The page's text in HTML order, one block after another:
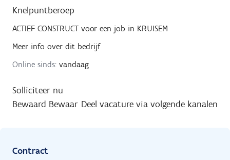
Knelpuntberoep
ACTIEF CONSTRUCT voor een job in KRUISEM
Meer info over dit bedrijf
Online sinds: vandaag
Solliciteer nu
Bewaard Bewaar Deel vacature via volgende kanalen
Contract